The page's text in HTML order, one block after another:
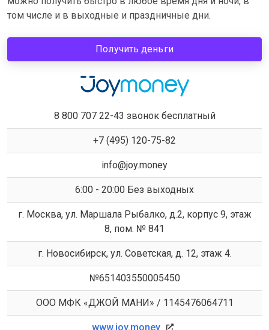
том числе и в выходные и праздничные дни.
Получить деньги
8 800 707 22-43 звонок бесплатный
+7 (495) 120-75-82
info@joy.money
6:00 - 20:00 Без выходных
г. Москва, ул. Маршала Рыбалко, д.2, корпус 9, этаж
8, пом. № 841
г. Новосибирск, ул. Советская, д. 12, этаж 4.
№651403550005450
ООО МФК «ДЖОЙ МАНИ» / 1145476064711
www.joy.money